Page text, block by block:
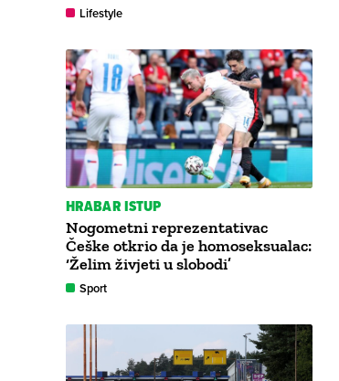
Lifestyle
HRABAR ISTUP
Nogometni reprezentativac
Češke otkrio da je homoseksualac:
‘Želim živjeti u slobodi’
Sport